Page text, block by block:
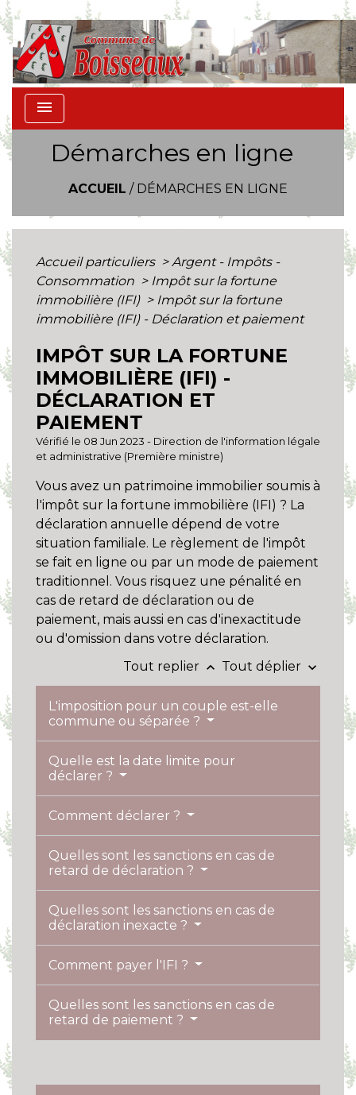
menu
Démarches en ligne
ACCUEIL / DÉMARCHES EN LIGNE
Accueil particuliers > Argent - Impôts -
Consommation > Impôt sur la fortune
immobilière (IFI) > Impôt sur la fortune
immobilière (IFI) - Déclaration et paiement
IMPÔT SUR LA FORTUNE
IMMOBILIÈRE (IFI) -
DÉCLARATION ET
PAIEMENT
Vérifié le 08 Jun 2023 - Direction de l'information légale
et administrative (Première ministre)
Vous avez un patrimoine immobilier soumis à
l'impôt sur la fortune immobilière (IFI) ? La
déclaration annuelle dépend de votre
situation familiale. Le règlement de l'impôt
se fait en ligne ou par un mode de paiement
traditionnel. Vous risquez une pénalité en
cas de retard de déclaration ou de
paiement, mais aussi en cas d'inexactitude
ou d'omission dans votre déclaration.
Tout replier keyboard_arrow_up Tout déplier keyboard_arrow_down
L'imposition pour un couple est-elle
commune ou séparée ?
Quelle est la date limite pour
déclarer ?
Comment déclarer ?
Quelles sont les sanctions en cas de
retard de déclaration ?
Quelles sont les sanctions en cas de
déclaration inexacte ?
Comment payer l'IFI ?
Quelles sont les sanctions en cas de
retard de paiement ?